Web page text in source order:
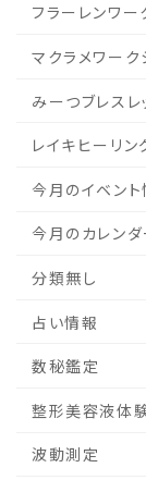
フラーレンワー
マクラメワーク
みーつブレスレ
レイキヒーリン
今月のイベン
今月のカレンダ
分類無し
占い情報
数秘鑑定
整形美容液体
波動測定